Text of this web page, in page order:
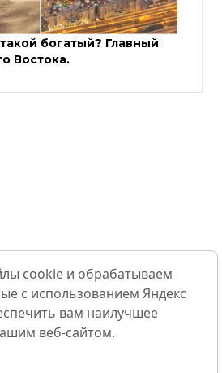
богатый? Главный
Востока.
cookie и обрабатываем
с использованием Яндекс
вам наилучшее
веб-сайтом.